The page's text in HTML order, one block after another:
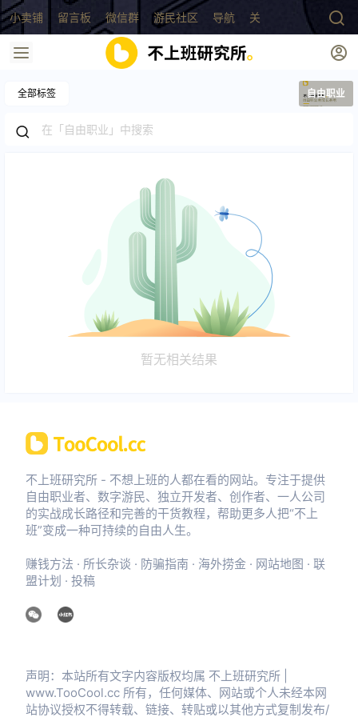
小卖铺 留言板 微信群 游民社区 导航 关于
全部标签 自由职业
暂无相关结果
不上班研究所 - 不想上班的人都在看的网站。专注于提供
自由职业者、数字游民、独立开发者、创作者、一人公司
的实战成长路径和完善的干货教程，帮助更多人把“不上
班”变成一种可持续的自由人生。
赚钱方法 · 所长杂谈 · 防骗指南 · 海外捞金 · 网站地图 · 联
盟计划 · 投稿
声明：本站所有文字内容版权均属 不上班研究所 |
www.TooCool.cc 所有，任何媒体、网站或个人未经本网
站协议授权不得转载、链接、转贴或以其他方式复制发布/